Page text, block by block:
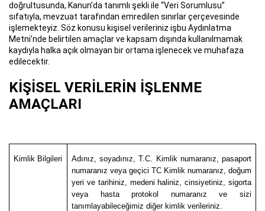
doğrultusunda, Kanun’da tanımlı şekli ile “Veri Sorumlusu”
sıfatıyla, mevzuat tarafından emredilen sınırlar çerçevesinde
işlemekteyiz. Söz konusu kişisel verileriniz işbu Aydınlatma
Metni’nde belirtilen amaçlar ve kapsam dışında kullanılmamak
kaydıyla halka açık olmayan bir ortama işlenecek ve muhafaza
edilecektir.
KİŞİSEL VERİLERİN İŞLENME
AMAÇLARI
Kimlik Bilgileri
Adınız, soyadınız, T.C. Kimlik numaranız, pasaport
numaranız veya geçici TC Kimlik numaranız, doğum
yeri ve tarihiniz, medeni haliniz, cinsiyetiniz, sigorta
veya hasta protokol numaranız ve sizi
tanımlayabileceğimiz diğer kimlik verileriniz.